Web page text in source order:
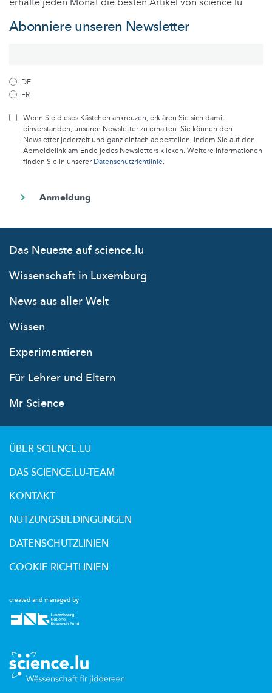
Abonniere unseren Newsletter
DE
FR
Wenn Sie dieses Kästchen ankreuzen, erklären Sie sich damit
einverstanden, unseren Newsletter zu erhalten. Sie können den
Newsletter jederzeit und ganz einfach abbestellen, indem Sie auf den
Abmeldelink am Ende jedes Newsletters klicken. Weitere Informationen
finden Sie in unsererDatenschutzrichtlinie.
Das Neueste auf science.lu
Wissenschaft in Luxemburg
News aus aller Welt
Wissen
Experimentieren
Für Lehrer und Eltern
Mr Science
created and managed by
ÜBER SCIENCE.LU
DAS SCIENCE.LU-TEAM
KONTAKT
NUTZUNGSBEDINGUNGEN
DATENSCHUTZLINIEN
COOKIE RICHTLINIEN